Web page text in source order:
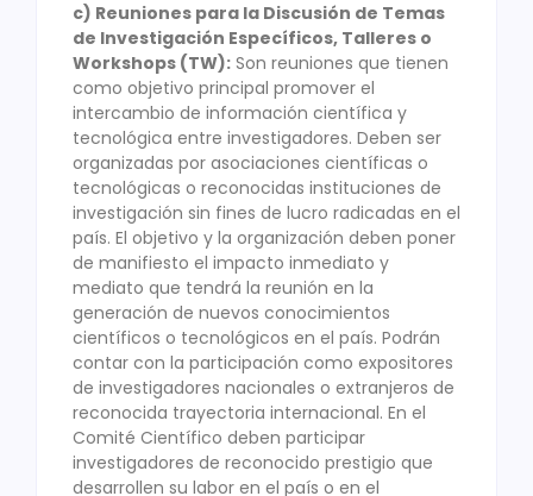
c) Reuniones para la Discusión de Temas
de Investigación Específicos, Talleres o
Workshops (TW): Son reuniones que tienen
como objetivo principal promover el
intercambio de información científica y
tecnológica entre investigadores. Deben ser
organizadas por asociaciones científicas o
tecnológicas o reconocidas instituciones de
investigación sin fines de lucro radicadas en el
país. El objetivo y la organización deben poner
de manifiesto el impacto inmediato y
mediato que tendrá la reunión en la
generación de nuevos conocimientos
científicos o tecnológicos en el país. Podrán
contar con la participación como expositores
de investigadores nacionales o extranjeros de
reconocida trayectoria internacional. En el
Comité Científico deben participar
investigadores de reconocido prestigio que
desarrollen su labor en el país o en el